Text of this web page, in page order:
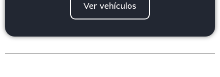
Ver vehículos